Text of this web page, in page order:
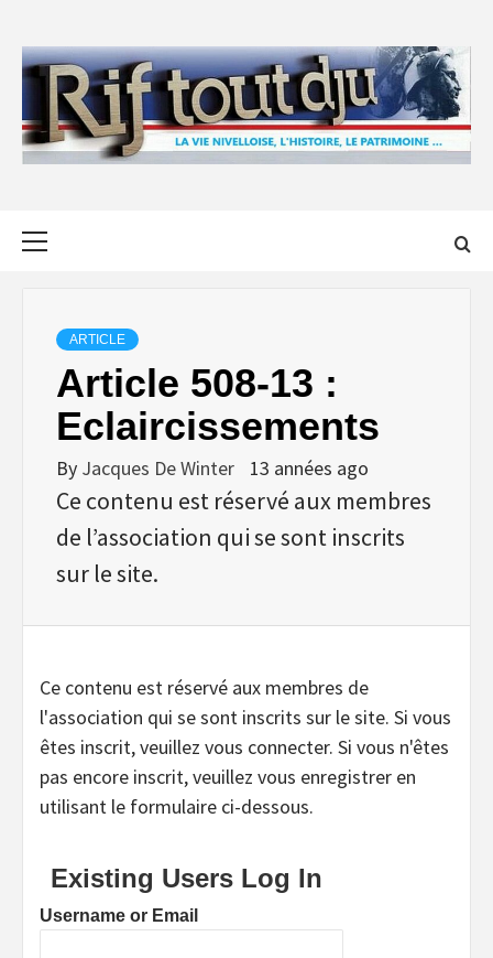
content
ARTICLE
Article 508-13 :
Eclaircissements
By Jacques De Winter 13 années ago
Ce contenu est réservé aux membres
de l’association qui se sont inscrits
sur le site.
Ce contenu est réservé aux membres de
l'association qui se sont inscrits sur le site. Si vous
êtes inscrit, veuillez vous connecter. Si vous n'êtes
pas encore inscrit, veuillez vous enregistrer en
utilisant le formulaire ci-dessous.
Existing Users Log In
Username or Email